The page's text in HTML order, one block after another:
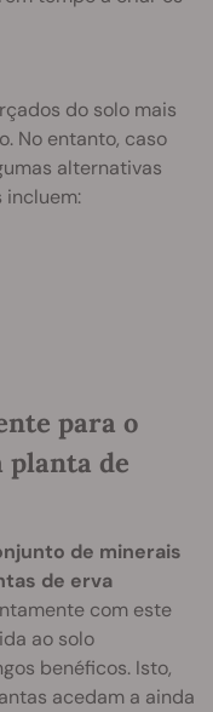
do solo mais
No entanto, caso
alternativas
incluem:
para o
planta de
de minerais
de erva
com este
ao solo
benéficos. Isto,
acedam a ainda